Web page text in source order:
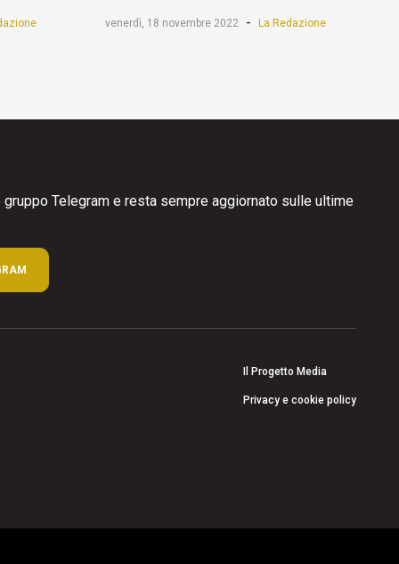
venerdì, 18 novembre 2022 - La Redazione
Telegram e resta sempre aggiornato sulle ultime
Il Progetto Media
Privacy e cookie policy